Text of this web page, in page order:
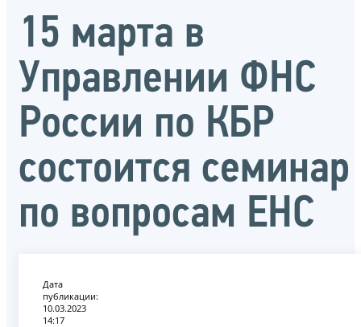
15 марта в
Управлении ФНС
России по КБР
состоится семинар
по вопросам ЕНС
Дата
публикации:
10.03.2023
14:17